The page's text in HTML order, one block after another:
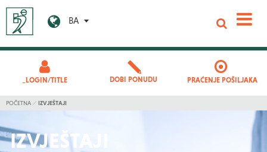
BA
_LOGIN/TITLE DOBI PONUDU PRAĆENJE POŠILJAKA
POČETNA IZVJEŠTAJI
IZVJEŠTAJI